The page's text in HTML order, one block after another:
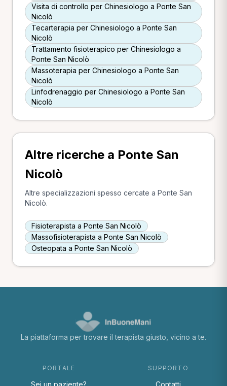
Visita di controllo per Chinesiologo a Ponte San
Nicolò
Tecarterapia per Chinesiologo a Ponte San
Nicolò
Trattamento fisioterapico per Chinesiologo a
Ponte San Nicolò
Massoterapia per Chinesiologo a Ponte San
Nicolò
Linfodrenaggio per Chinesiologo a Ponte San
Nicolò
Altre ricerche a Ponte San
Nicolò
Altre specializzazioni spesso cercate a Ponte San
Nicolò.
Fisioterapista a Ponte San Nicolò
Massofisioterapista a Ponte San Nicolò
Osteopata a Ponte San Nicolò
La piattaforma per trovare il terapista giusto, vicino a te.
PORTALE
Sei un paziente?
SUPPORTO
Contatti